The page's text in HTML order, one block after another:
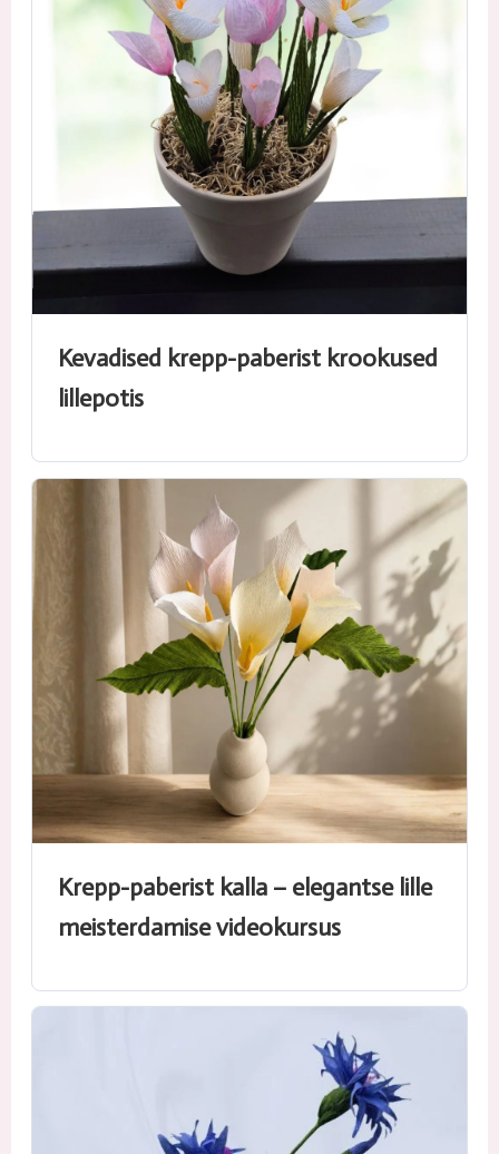
Kevadised krepp-paberist krookused
lillepotis
Krepp-paberist kalla – elegantse lille
meisterdamise videokursus